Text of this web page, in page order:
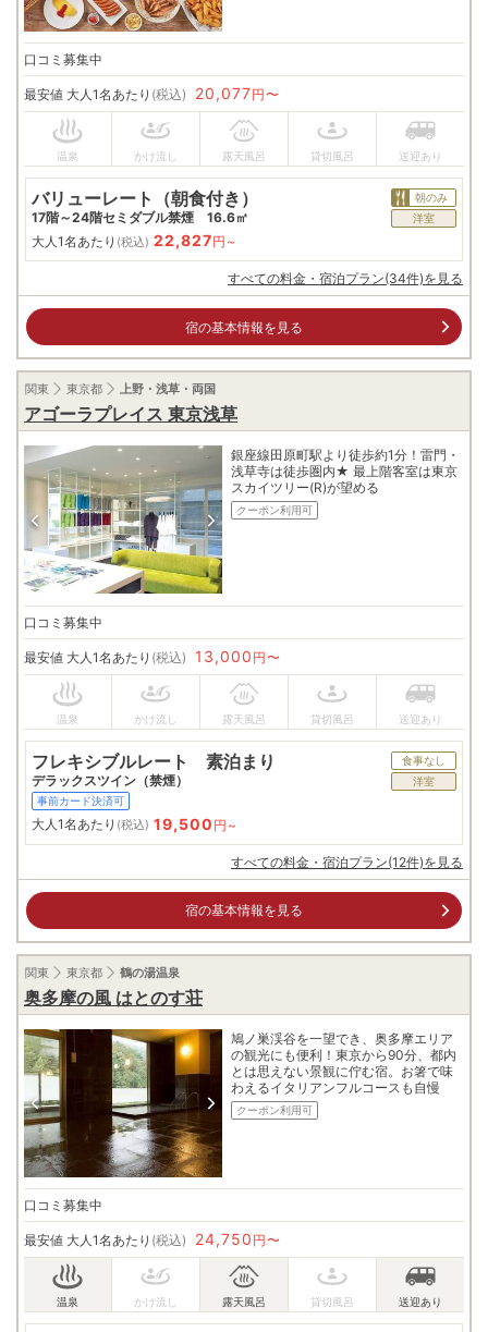
口コミ募集中
最安値 大人1名あたり (税込) 20,077円〜
バリューレート（朝食付き）
17階～24階セミダブル禁煙 16.6㎡
朝のみ
洋室
大人1名あたり (税込) 22,827円~
すべての料金・宿泊プラン(34件)を見る
宿の基本情報を見る
関東 東京都 上野・浅草・両国
アゴーラプレイス 東京浅草
銀座線田原町駅より徒歩約1分！雷門・
浅草寺は徒歩圏内★ 最上階客室は東京
スカイツリー(R)が望める
クーポン利用可
口コミ募集中
最安値 大人1名あたり (税込) 13,000 円〜
フレキシブルレート 素泊まり
デラックスツイン（禁煙）
事前カード決済可
食事なし
洋室
大人1名あたり (税込) 19,500 円~
すべての料金・宿泊プラン(12件)を見る
宿の基本情報を見る
関東 東京都 鶴の湯温泉
奥多摩の風 はとのす荘
鳩ノ巣渓谷を一望でき、奥多摩エリア
の観光にも便利！東京から90分、都内
とは思えない景観に佇む宿。お箸で味
わえるイタリアンフルコースも自慢
クーポン利用可
口コミ募集中
最安値 大人1名あたり (税込) 24,750 円〜